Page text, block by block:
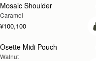
予約する
Mosaic Shoulder
Caramel
¥100,100
新登場
Osette Midi Pouch
Walnut